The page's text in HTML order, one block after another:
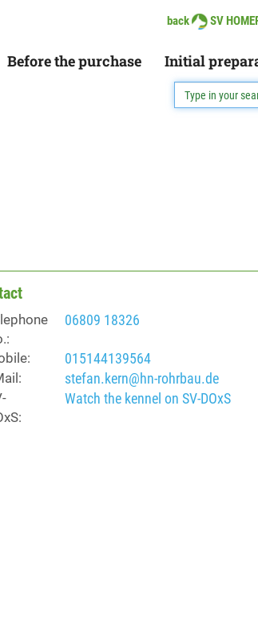
back SV
Before the purchase Initial
06809 18326
015144139564
stefan.kern@hn-rohrbau.de
Watch the kennel on SV-DOxS